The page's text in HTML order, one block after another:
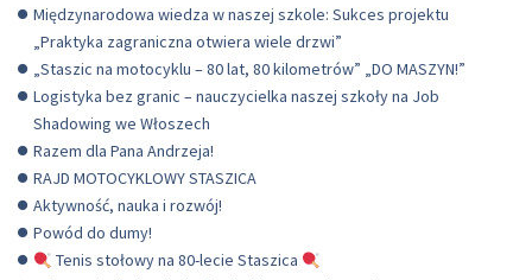
Międzynarodowa wiedza w naszej szkole: Sukces projektu
„Praktyka zagraniczna otwiera wiele drzwi”
„Staszic na motocyklu – 80 lat, 80 kilometrów” „DO MASZYN!”
Logistyka bez granic – nauczycielka naszej szkoły na Job
Shadowing we Włoszech
Razem dla Pana Andrzeja!
RAJD MOTOCYKLOWY STASZICA
Aktywność, nauka i rozwój!
Powód do dumy!
Tenis stołowy na 80-lecie Staszica